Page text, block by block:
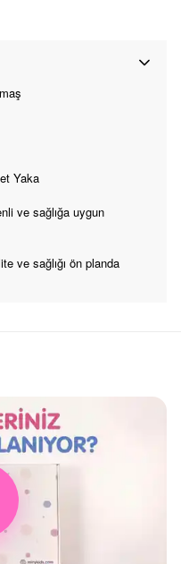
Yaka
ve sağlığa uygun
ve sağlığı ön planda